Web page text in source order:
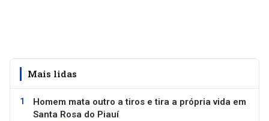
Mais lidas
Homem mata outro a tiros e tira a própria vida em
Santa Rosa do Piauí